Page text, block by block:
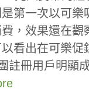
第一次以可樂
，效果還在觀
看出在可樂促
註冊用戶明顯